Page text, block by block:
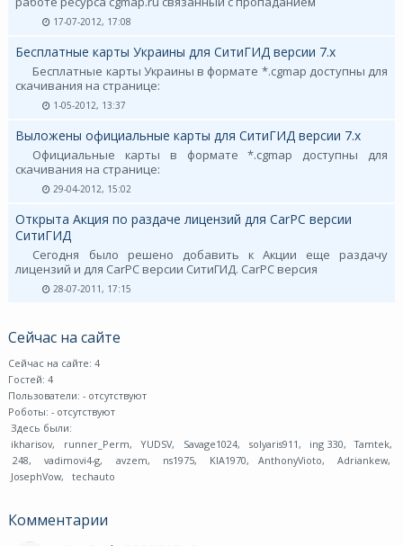
17-07-2012, 17:08
Бесплатные карты Украины для СитиГИД версии 7.х
Бесплатные карты Украины в формате *.cgmap доступны для
скачивания на странице:
1-05-2012, 13:37
Выложены официальные карты для СитиГИД версии 7.х
Официальные карты в формате *.cgmap доступны для
скачивания на странице:
29-04-2012, 15:02
Открыта Акция по раздаче лицензий для CarPC версии
СитиГИД
Сегодня было решено добавить к Акции еще раздачу
лицензий и для CarPC версии СитиГИД. CarPC версия
28-07-2011, 17:15
Сейчас на сайте
Сейчас на сайте: 4
Гостей: 4
Пользователи: - отсутствуют
Роботы: - отсутствуют
Здесь были:
ikharisov, runner_Perm, YUDSV, Savage1024, solyaris911 , ing 330, Tamtek,
248, vadimovi4-g, avzem, ns1975, KIA1970, AnthonyVioto, Adriankew,
JosephVow, techauto
Комментарии